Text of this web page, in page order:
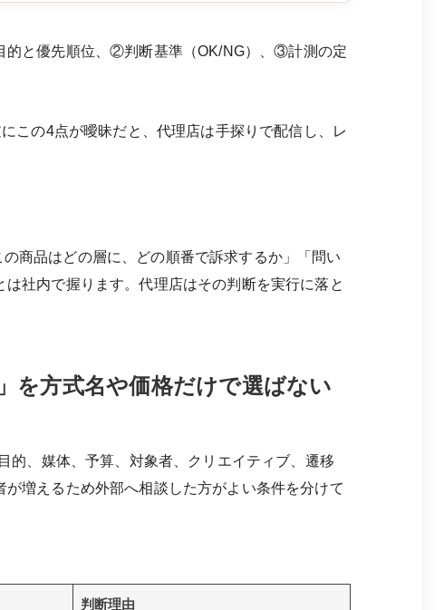
的と優先順位、②判断基準（OK/NG）、③計測の定
この4点が曖昧だと、代理店は手探りで配信し、レ
商品はどの層に、どの順番で訴求するか」「問い
社内で握ります。代理店はその判断を実行に落と
を方式名や価格だけで選ばない
的、媒体、予算、対象者、クリエイティブ、遷移
増えるため外部へ相談した方がよい条件を分けて
判断理由